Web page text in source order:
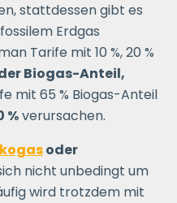
stattdessen gibt es
Erdgas
Tarife mit 10 %, 20 %
Biogas-Anteil,
mit 65 % Biogas-Anteil
%verursachen.
oder
nicht unbedingt um
wird trotzdem mit